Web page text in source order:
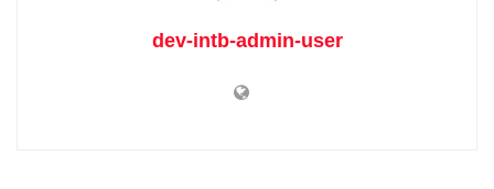
dev-intb-admin-user